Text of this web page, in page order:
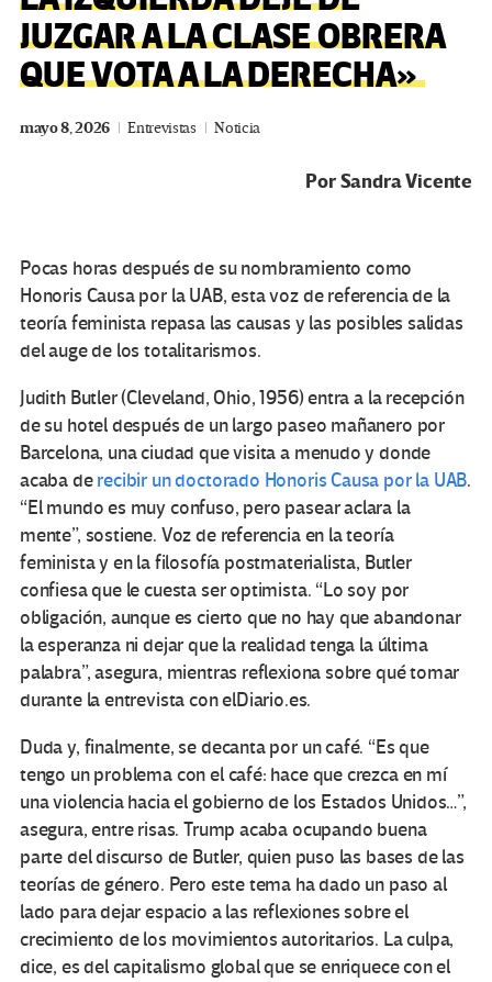
JUZGAR A LA CLASE OBRERA
QUE VOTA A LA DERECHA»
mayo 8, 2026 Entrevistas Noticia
PorSandra Vicente
Pocas horas después de su nombramiento como
Honoris Causa por la UAB, esta voz de referencia de la
teoría feminista repasa las causas y las posibles salidas
del auge de los totalitarismos.
Judith Butler (Cleveland, Ohio, 1956) entra a la recepción
de su hotel después de un largo paseo mañanero por
Barcelona, una ciudad que visita a menudo y donde
acaba derecibir un doctorado Honoris Causa por la UAB.
“El mundo es muy confuso, pero pasear aclara la
mente”, sostiene. Voz de referencia en la teoría
feminista y en la filosofía postmaterialista, Butler
confiesa que le cuesta ser optimista. “Lo soy por
obligación, aunque es cierto que no hay que abandonar
la esperanza ni dejar que la realidad tenga la última
palabra”, asegura, mientras reflexiona sobre qué tomar
durante la entrevista con elDiario.es.
Duda y, finalmente, se decanta por un café. “Es que
tengo un problema con el café: hace que crezca en mí
una violencia hacia el gobierno de los Estados Unidos…”,
asegura, entre risas. Trump acaba ocupando buena
parte del discurso de Butler, quien puso las bases de las
teorías de género. Pero este tema ha dado un paso al
lado para dejar espacio a las reflexiones sobre el
crecimiento de los movimientos autoritarios. La culpa,
dice, es del capitalismo global que se enriquece con el